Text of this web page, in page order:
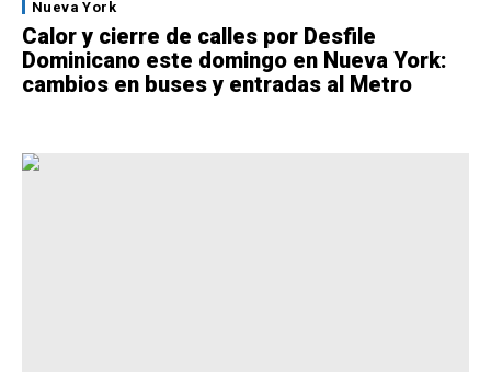
Nueva York
Calor y cierre de calles por Desfile
Dominicano este domingo en Nueva York:
cambios en buses y entradas al Metro